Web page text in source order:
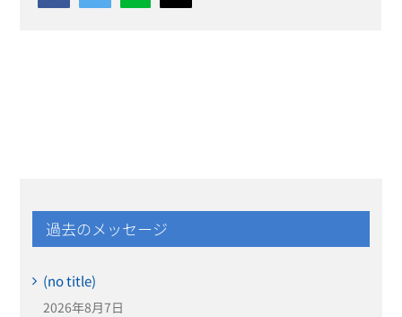
過去のメッセージ
(no title)
2026年8月7日